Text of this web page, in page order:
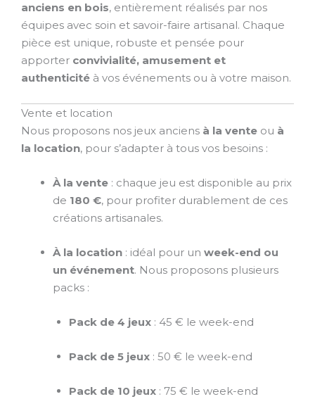
anciens en bois, entièrement réalisés par nos
équipes avec soin et savoir-faire artisanal. Chaque
pièce est unique, robuste et pensée pour
apporter convivialité, amusement et
authenticité à vos événements ou à votre maison.
Vente et location
Nous proposons nos jeux anciens à la vente ou à
la location, pour s’adapter à tous vos besoins :
À la vente : chaque jeu est disponible au prix
de 180 €, pour profiter durablement de ces
créations artisanales.
À la location : idéal pour un week-end ou
un événement. Nous proposons plusieurs
packs :
Pack de 4 jeux: 45 € le week-end
Pack de 5 jeux: 50 € le week-end
Pack de 10 jeux: 75 € le week-end